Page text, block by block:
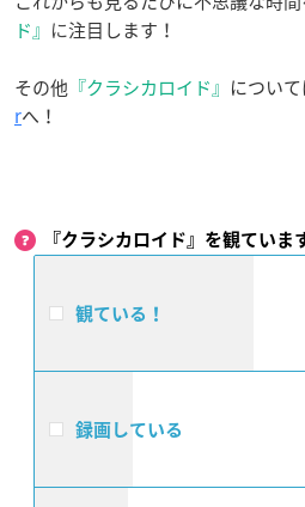
ド』 に注目します！
その他 『クラシカロイド』 につい
rへ！
『クラシカロイド』を観ていま
観ている！
録画している